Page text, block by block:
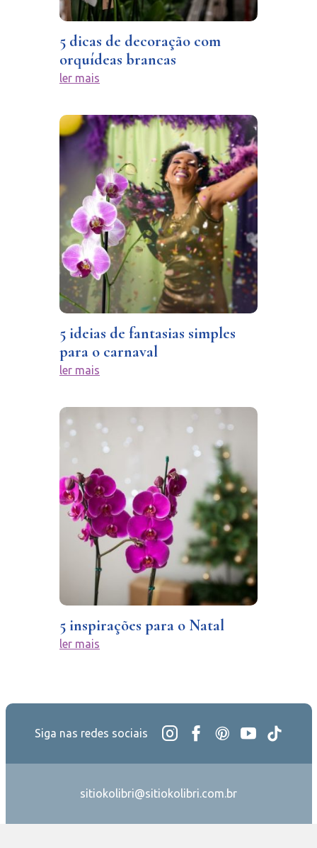
5 dicas de decoração com
orquídeas brancas
ler mais
5 ideias de fantasias simples
para o carnaval
ler mais
5 inspirações para o Natal
ler mais
Siga nas redes sociais
sitiokolibri@sitiokolibri.com.br